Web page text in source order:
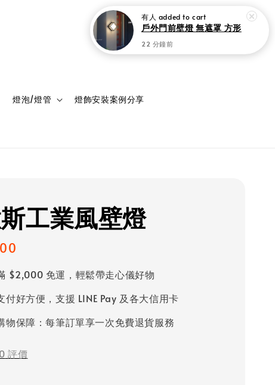
燈泡/燈管 燈飾安裝案例分享
登入
工業風壁燈
$2,000 免運，輕鬆帶走心儀好物
付好方便，支援 LINE Pay 及各大信用卡
物保障：每筆訂單享一次免費退貨服務
0 評價